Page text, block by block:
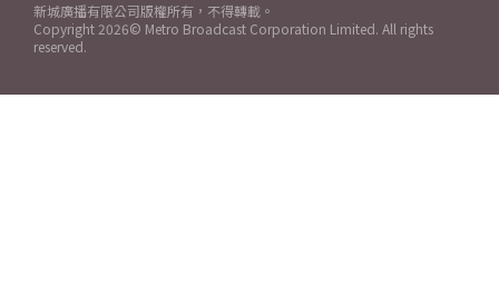
新城廣播有限公司版權所有，不得轉載。
Copyright 2026© Metro Broadcast Corporation Limited. All rights
reserved.